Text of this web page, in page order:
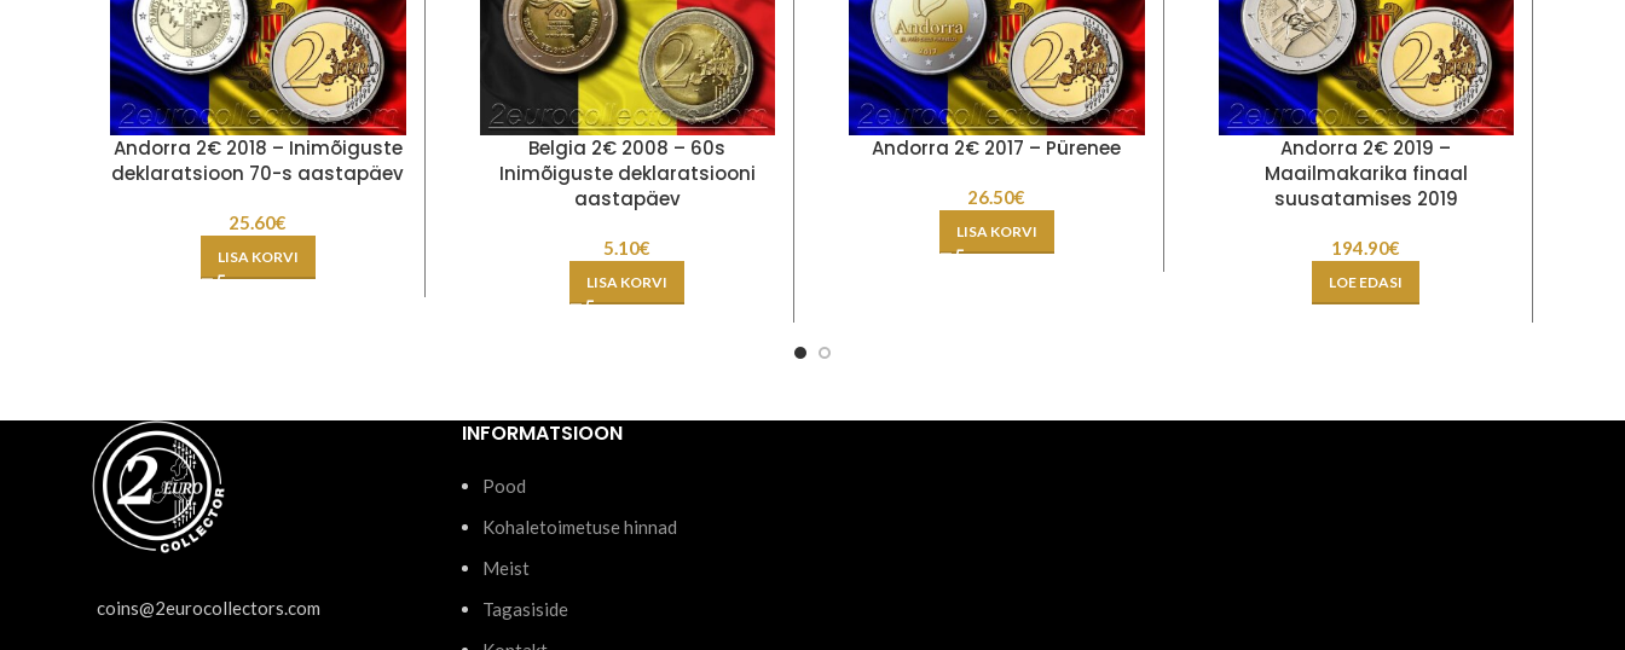
Andorra 2€ 2018 – Inimõiguste
deklaratsioon 70-s aastapäev
25.60€
LISA KORVI
Belgia 2€ 2008 – 60s
Inimõiguste deklaratsiooni
aastapäev
5.10€
LISA KORVI
Andorra 2€ 2017 – Pürenee
26.50€
LISA KORVI
Andorra 2€ 2019 –
Maailmakarika finaal
suusatamises 2019
194.90€
LOE EDASI
coins@2eurocollectors.com
INFORMATSIOON
Pood
Kohaletoimetuse hinnad
Meist
Tagasiside